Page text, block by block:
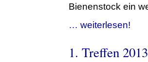
Bienenstock ein
… weiterlesen!
1. Treffen